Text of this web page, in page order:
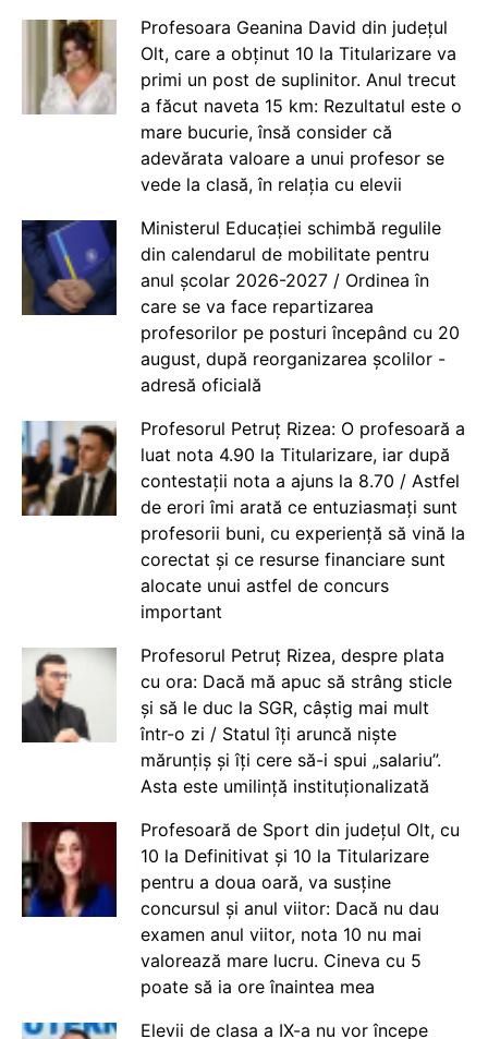
Profesoara Geanina David din județul
Olt, care a obținut 10 la Titularizare va
primi un post de suplinitor. Anul trecut
a făcut naveta 15 km: Rezultatul este o
mare bucurie, însă consider că
adevărata valoare a unui profesor se
vede la clasă, în relația cu elevii
Ministerul Educației schimbă regulile
din calendarul de mobilitate pentru
anul școlar 2026-2027 / Ordinea în
care se va face repartizarea
profesorilor pe posturi începând cu 20
august, după reorganizarea școlilor -
adresă oficială
Profesorul Petruț Rizea: O profesoară a
luat nota 4.90 la Titularizare, iar după
contestații nota a ajuns la 8.70 / Astfel
de erori îmi arată ce entuziasmați sunt
profesorii buni, cu experiență să vină la
corectat și ce resurse financiare sunt
alocate unui astfel de concurs
important
Profesorul Petruț Rizea, despre plata
cu ora: Dacă mă apuc să strâng sticle
și să le duc la SGR, câștig mai mult
într-o zi / Statul îți aruncă niște
mărunțiș și îți cere să-i spui „salariu”.
Asta este umilință instituționalizată
Profesoară de Sport din județul Olt, cu
10 la Definitivat și 10 la Titularizare
pentru a doua oară, va susține
concursul și anul viitor: Dacă nu dau
examen anul viitor, nota 10 nu mai
valorează mare lucru. Cineva cu 5
poate să ia ore înaintea mea
Elevii de clasa a IX-a nu vor începe